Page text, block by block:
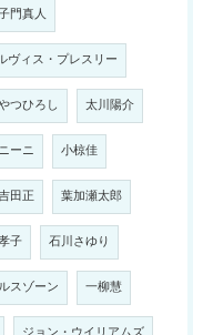
門真人
ヴィス・プレスリー
つひろし 太川陽介
ーニ 小椋佳
田正 葉加瀬太郎
子 石川さゆり
スゾーン 一柳慧